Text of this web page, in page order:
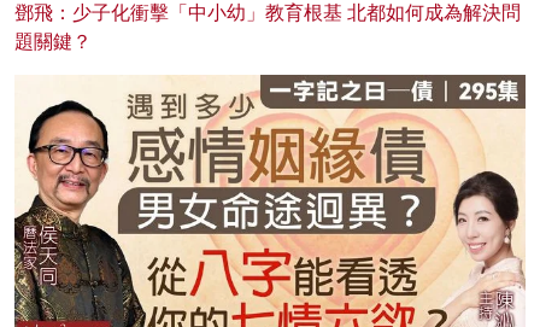
鄧飛：少子化衝擊「中小幼」教育根基 北都如何成為解決問
題關鍵？